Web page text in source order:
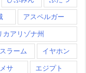
アスペルガー
カアリゾナ州
ラーム イヤホン
サ エジプト